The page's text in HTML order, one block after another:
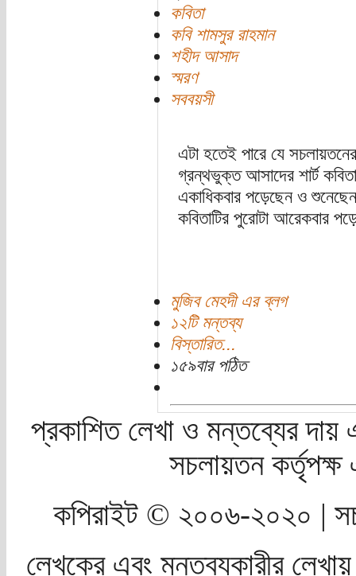
কবিতা
কবি শামসুর রাহমান
শহীদ আসাদ
স্মরণ
সববয়সী
এটা হতেই পারে যে
গ্রন্থভুক্ত আসাদের শার্ট
একাধিকবার পড়েছেন ও
কবিতাটির পুরোটা আরেকবার
মুজিব মেহদী এর ব্লগ
১২টি মন্তব্য
বিস্তারিত...
১৫৯বার পঠিত
প্রকাশিত লেখা ও মন্তব্যের দায়
সচলায়তন
কপিরাইট © ২০০৬-২০২০ |
লেখকের এবং মন্তব্যকারীর